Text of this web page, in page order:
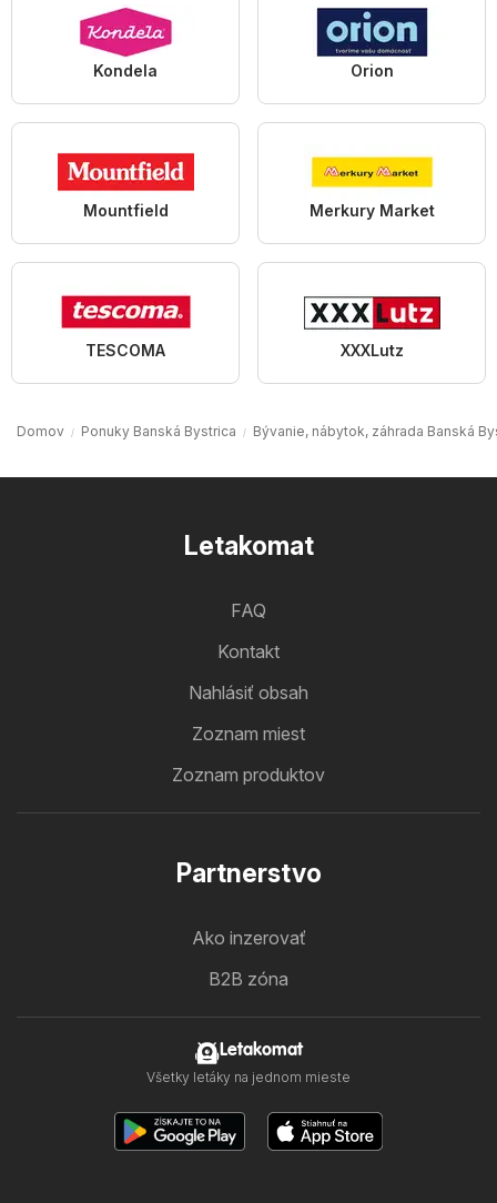
Kondela Orion
Mountfield Merkury Market
TESCOMA XXXLutz
Domov Ponuky Banská Bystrica Bývanie, nábytok, záhrada Banská
Letakomat
FAQ
Kontakt
Nahlásiť obsah
Zoznam miest
Zoznam produktov
Partnerstvo
Ako inzerovať
B2B zóna
Letakomat
Všetky letáky na jednom mieste